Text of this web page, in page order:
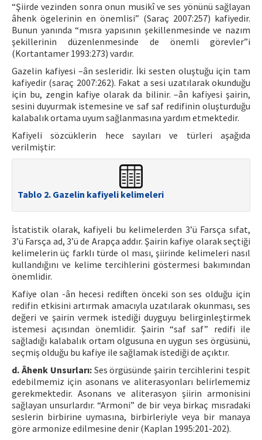
“Şiirde vezinden sonra onun musikî ve ses yönünü sağlayan
âhenk ögelerinin en önemlisi” (Saraç 2007:257) kafiyedir.
Bunun yanında “mısra yapısının şekillenmesinde ve nazım
şekillerinin düzenlenmesinde de önemli görevler”i
(Kortantamer 1993:273) vardır.
Gazelin kafiyesi –ân sesleridir. İki sesten oluştuğu için tam
kafiyedir (saraç 2007:262). Fakat a sesi uzatılarak okunduğu
için bu, zengin kafiye olarak da bilinir. –ân kafiyesi şairin,
sesini duyurmak istemesine ve saf saf redifinin oluşturduğu
kalabalık ortama uyum sağlanmasına yardım etmektedir.
Kafiyeli sözcüklerin hece sayıları ve türleri aşağıda
verilmiştir:
Tablo 2. Gazelin kafiyeli kelimeleri
İstatistik olarak, kafiyeli bu kelimelerden 3’ü Farsça sıfat,
3’ü Farsça ad, 3’ü de Arapça addır. Şairin kafiye olarak seçtiği
kelimelerin üç farklı türde ol ması, şiirinde kelimeleri nasıl
kullandığını ve kelime tercihlerini göstermesi bakımından
önemlidir.
Kafiye olan -ân hecesi rediften önceki son ses olduğu için
redifin etkisini artırmak amacıyla uzatılarak okunması, ses
değeri ve şairin vermek istediği duyguyu belirginleştirmek
istemesi açısından önemlidir. Şairin “saf saf” redifi ile
sağladığı kalabalık ortam olgusuna en uygun ses örgüsünü,
seçmiş olduğu bu kafiye ile sağlamak istediği de açıktır.
d. Âhenk Unsurları:Ses örgüsünde şairin tercihlerini tespit
edebilmemiz için asonans ve aliterasyonları belirlememiz
gerekmektedir. Asonans ve aliterasyon şiirin armonisini
sağlayan unsurlardır. “Armoni” de bir veya birkaç mısradaki
seslerin birbirine uymasına, birbirleriyle veya bir manaya
göre armonize edilmesine denir (Kaplan 1995:201-202).